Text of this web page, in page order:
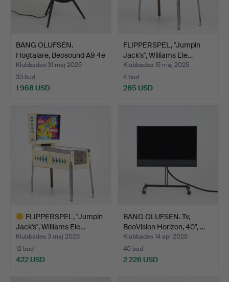
BANG OLUFSEN.
Högtalare, Beosound A9 4e
ge…
Klubbades 31 maj 2025
33 bud
1 968 USD
FLIPPERSPEL, "Jumpin
Jack's", Williams Ele…
Klubbades 15 maj 2025
4 bud
285 USD
FLIPPERSPEL, "Jumpin
Jack's", Williams Ele…
Klubbades 3 maj 2025
12 bud
422 USD
BANG OLUFSEN. Tv,
BeoVision Horizon, 40", …
Klubbades 14 apr 2025
40 bud
2 226 USD